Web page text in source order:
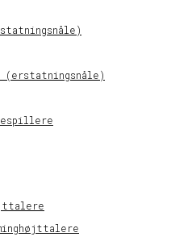
(erstatningsnåle)